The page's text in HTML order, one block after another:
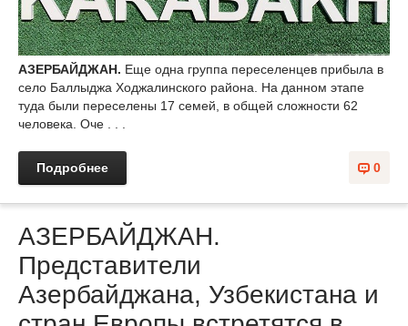
АЗЕРБАЙДЖАН. Еще одна группа переселенцев прибыла в
село Баллыджа Ходжалинского района. На данном этапе
туда были переселены 17 семей, в общей сложности 62
человека. Оче . . .
0
Подробнее
АЗЕРБАЙДЖАН.
Представители
Азербайджана, Узбекистана и